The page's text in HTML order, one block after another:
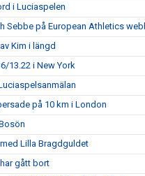
i Luciaspelen
Sebbe på European Athletics
Kim i längd
13.22 i New York
på 10 km i London
Lilla Bragdguldet
gått bort